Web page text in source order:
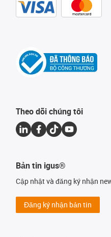
Theo dõi chúng tôi
Bản tin igus®
Cập nhật và đăng ký nhận
Đăng ký nhận bản tin